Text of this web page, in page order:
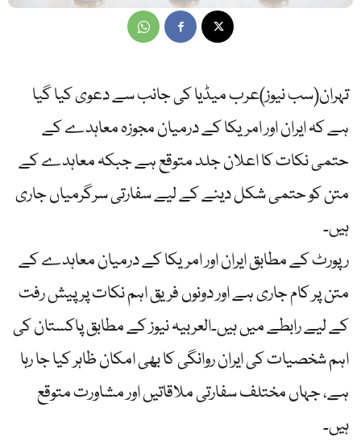
تہران(سب نیوز)عرب میڈیا کی جانب سے دعوی کیا گیا
ہے کہ ایران اور امریکا کے درمیان مجوزہ معاہدے کے
حتمی نکات کا اعلان جلد متوقع ہے جبکہ معاہدے کے
متن کو حتمی شکل دینے کے لیے سفارتی سرگرمیاں جاری
ہیں۔
رپورٹ کے مطابق ایران اور امریکا کے درمیان معاہدے کے
متن پر کام جاری ہے اور دونوں فریق اہم نکات پر پیش رفت
کے لیے رابطے میں ہیں۔العربیہ نیوز کے مطابق پاکستان کی
اہم شخصیات کی ایران روانگی کا بھی امکان ظاہر کیا جا رہا
ہے، جہاں مختلف سفارتی ملاقاتیں اور مشاورت متوقع
ہیں۔